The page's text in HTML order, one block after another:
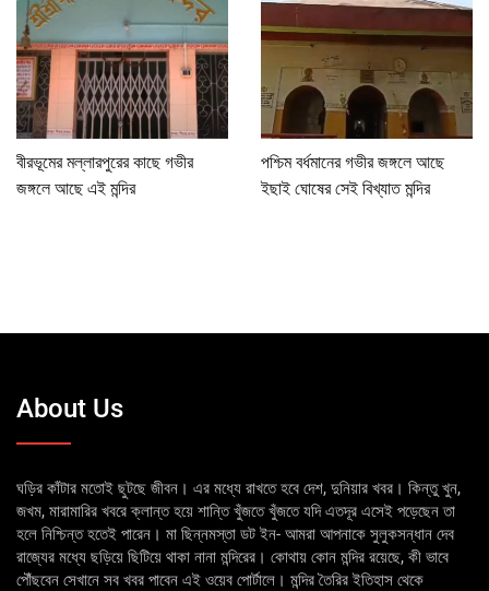
বীরভূমের মল্লারপুরের কাছে গভীর
জঙ্গলে আছে এই মন্দির
পশ্চিম বর্ধমানের গভীর জঙ্গলে আছে
ইছাই ঘোষের সেই বিখ্যাত মন্দির
About Us
ঘড়ির কাঁটার মতোই ছুটছে জীবন। এর মধ্যে রাখতে হবে দেশ, দুনিয়ার খবর। কিন্তু খুন,
জখম, মারামারির খবরে ক্লান্ত হয়ে শান্তি খুঁজতে খুঁজতে যদি এতদূর এসেই পড়েছেন তা
হলে নিশ্চিন্ত হতেই পারেন। মা ছিন্নমস্তা ডট ইন- আমরা আপনাকে সুলুকসন্ধান দেব
রাজ্যের মধ্যে ছড়িয়ে ছিটিয়ে থাকা নানা মন্দিরের। কোথায় কোন মন্দির রয়েছে, কী ভাবে
পৌঁছবেন সেখানে সব খবর পাবেন এই ওয়েব পোর্টালে। মন্দির তৈরির ইতিহাস থেকে